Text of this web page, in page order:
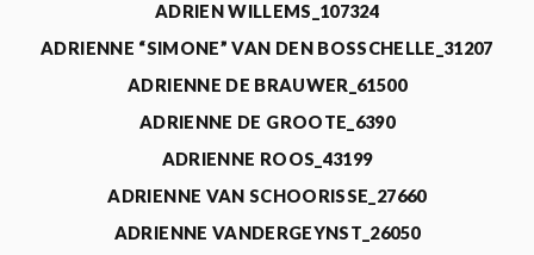
ADRIEN WILLEMS_107324
ADRIENNE “SIMONE” VAN DEN BOSSCHELLE_31207
ADRIENNE DE BRAUWER_61500
ADRIENNE DE GROOTE_6390
ADRIENNE ROOS_43199
ADRIENNE VAN SCHOORISSE_27660
ADRIENNE VANDERGEYNST_26050